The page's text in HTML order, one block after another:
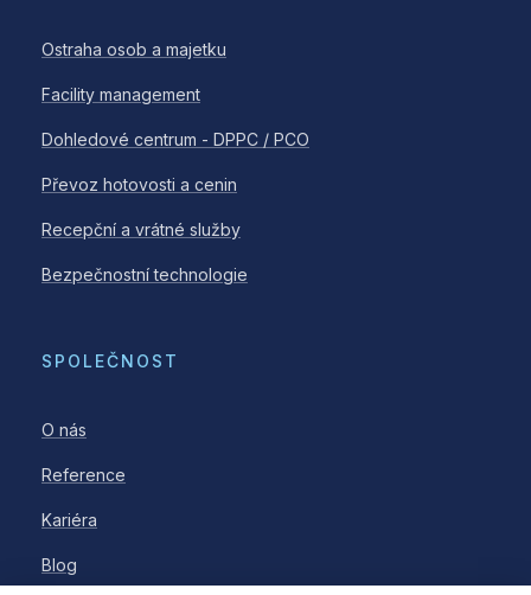
Ostraha osob a majetku
Facility management
Dohledové centrum - DPPC / PCO
Převoz hotovosti a cenin
Recepční a vrátné služby
Bezpečnostní technologie
SPOLEČNOST
O nás
Reference
Kariéra
Blog